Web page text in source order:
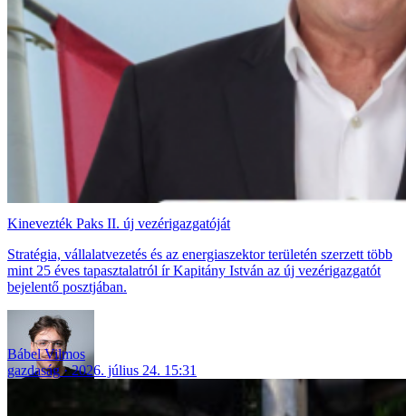
Kinevezték Paks II. új vezérigazgatóját
Stratégia, vállalatvezetés és az energiaszektor területén szerzett több
mint 25 éves tapasztalatról ír Kapitány István az új vezérigazgatót
bejelentő posztjában.
Bábel Vilmos
gazdaság
2026. július 24. 15:31